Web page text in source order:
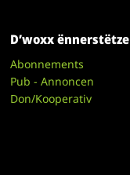
D’woxx
Abonnements
Pub - Annoncen
Don/Kooperativ